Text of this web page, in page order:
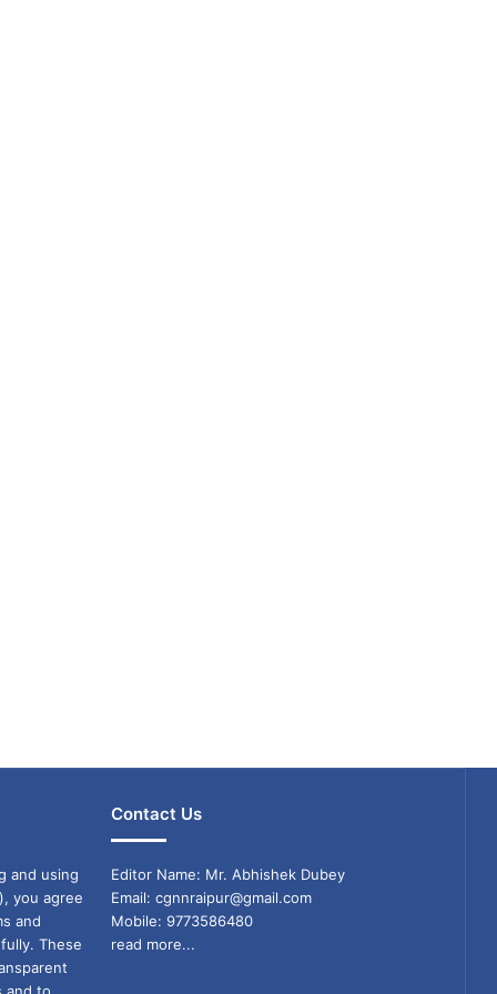
and using
you agree
and
These
Contact Us
Editor Name: Mr. Abhishek Dubey
Email: cgnnraipur@gmail.com
Mobile: 9773586480
read more...